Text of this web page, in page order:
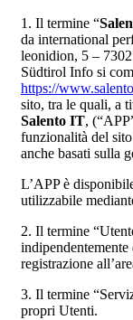
1. Il termine “
da international
leonidion, 5 –
Südtirol Info si
https://
sito, tra le quali, a
Salento IT,
funzionalità del
anche basati sulla
L’APP è
utilizzabile
2. Il termine
registrazione
3. Il termine
propri Utenti.